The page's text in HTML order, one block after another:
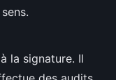
la signature. Il